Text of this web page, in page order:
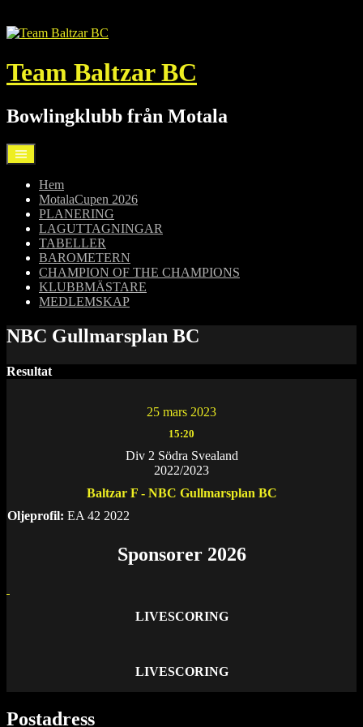
till
Team Baltzar BC
Bowlingklubb från Motala
Hem
MotalaCupen 2026
PLANERING
LAGUTTAGNINGAR
TABELLER
BAROMETERN
CHAMPION OF THE CHAMPIONS
KLUBBMÄSTARE
MEDLEMSKAP
NBC Gullmarsplan BC
Resultat
25 mars 2023
15:20
Div 2 Södra Svealand
2022/2023
Baltzar F - NBC Gullmarsplan BC
Oljeprofil: EA 42 2022
Sponsorer 2026
LIVESCORING
LIVESCORING
Postadress